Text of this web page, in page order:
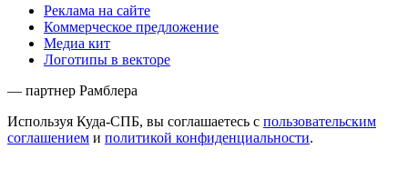
Реклама на сайте
Коммерческое предложение
Медиа кит
Логотипы в векторе
— партнер Рамблера
Используя Куда-СПБ, вы соглашаетесь с пользовательским
соглашением и политикой конфиденциальности.